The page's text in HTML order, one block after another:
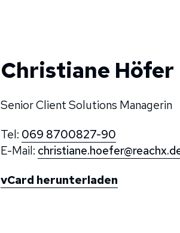
Christiane Höfer
Senior Client Solutions Managerin
Tel: 069 8700827-90
E-Mail:
vCard herunterladen